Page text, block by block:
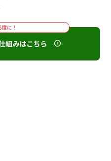
に！
組みはこちら